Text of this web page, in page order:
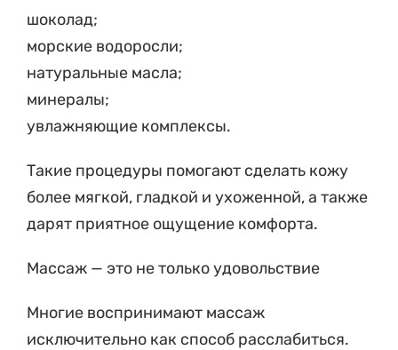
шоколад;
морские водоросли;
натуральные масла;
минералы;
увлажняющие комплексы.
Такие процедуры помогают сделать кожу
более мягкой, гладкой и ухоженной, а также
дарят приятное ощущение комфорта.
Массаж — это не только удовольствие
Многие воспринимают массаж
исключительно как способ расслабиться.